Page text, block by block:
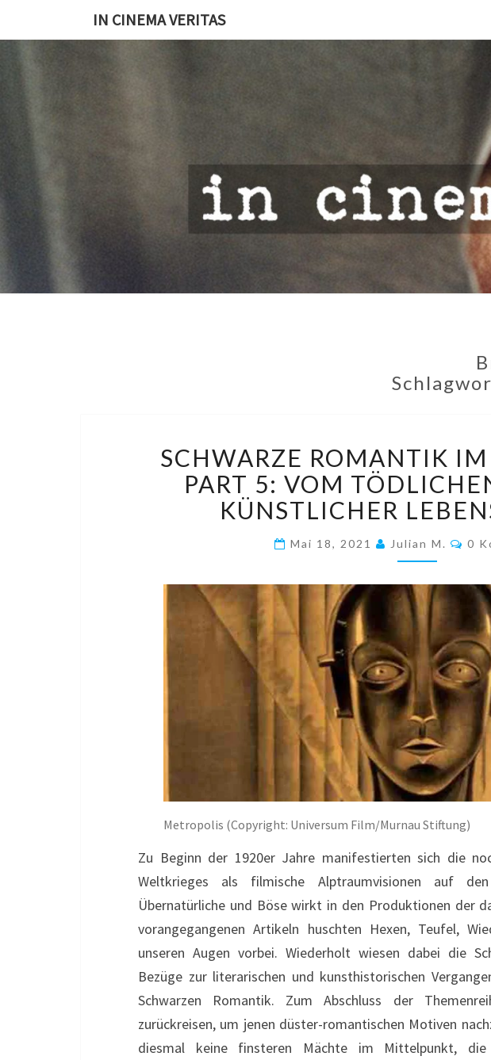
IN CINEMA VERITAS
IM
–
PART
5:
SCHWARZE ROMANTIK
PART 5: VOM
KÜNSTLICHER
Mai 18, 2021 Julian M. 0
Metropolis (Copyright: Universum Film/Murnau Stiftung)
Zu Beginn der 1920er Jahre manifestierten sich die
Weltkrieges als filmische Alptraumvisionen auf
Übernatürliche und Böse wirkt in den Produktionen der
vorangegangenen Artikeln huschten Hexen, Teufel,
unseren Augen vorbei. Wiederholt wiesen dabei die
Bezüge zur literarischen und kunsthistorischen
Schwarzen Romantik. Zum Abschluss der
zurückreisen, um jenen düster-romantischen Motiven
diesmal keine finsteren Mächte im Mittelpunkt,